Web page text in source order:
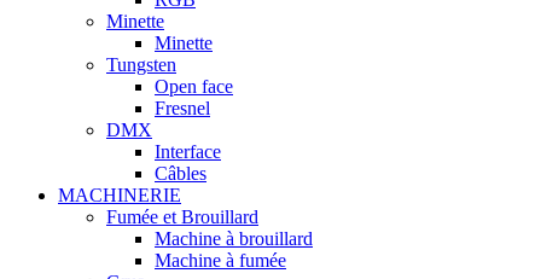
Minette
Minette
Tungsten
Open face
Fresnel
DMX
Interface
Câbles
MACHINERIE
Fumée et Brouillard
Machine à brouillard
Machine à fumée